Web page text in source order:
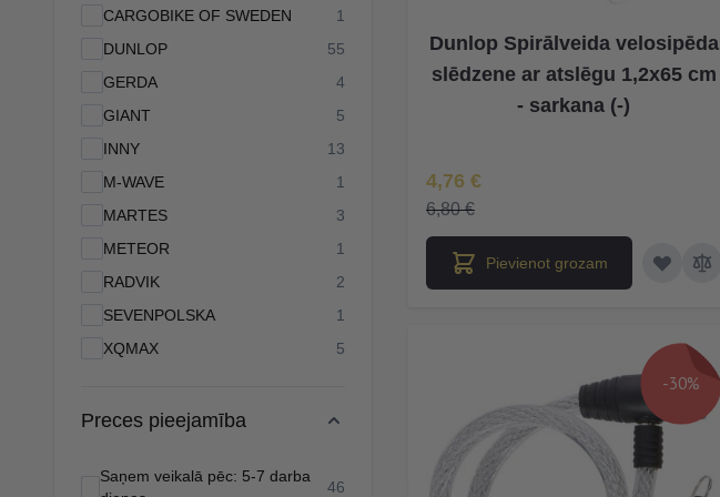
CARGOBIKE OF SWEDEN
1
DUNLOP
55 products available
GERDA
4 products available
GIANT
5
INNY
13
M-WAVE
1
products available
MARTES
3 products available
METEOR
1
products available
RADVIK
2 products available
SEVENPOLSKA
1
XQMAX
5
Preces pieejamība
Saņem veikalā pēc: 5-7 darba
46 products available
Dunlop Spirālveida velosipēda
slēdzene ar atslēgu 1,2x65 cm
- sarkana (-)
Īpaša Cena
4,76 €
6,80 €
Pievienot grozam
-30%